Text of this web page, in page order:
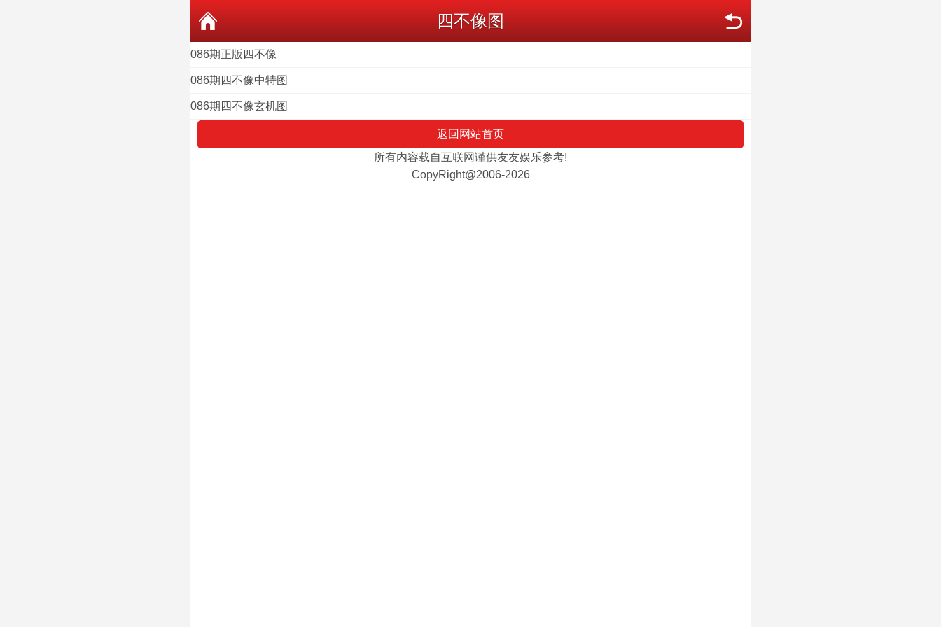
四不像图
086期正版四不像
086期四不像中特图
086期四不像玄机图
返回网站首页
所有内容载自互联网谨供友友娱乐参考!
CopyRight@2006-2026